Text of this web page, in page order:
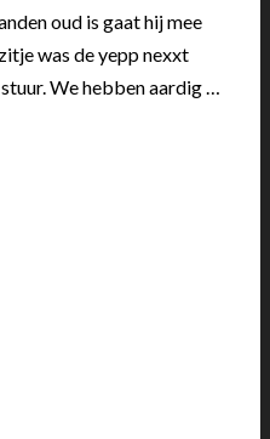
oud is gaat hij mee
was de yepp nexxt
We hebben aardig …